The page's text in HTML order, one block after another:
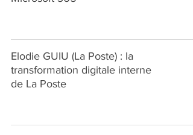
Elodie GUIU (La Poste) : la
transformation digitale interne
de La Poste